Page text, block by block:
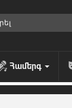
Համերգ